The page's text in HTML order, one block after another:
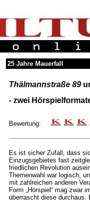
25 Jahre Mauerfall
Thälmannstraße 89
- zwei
Bewertung:
Es ist sicher Zufall, dass
Einzugsgebietes fast
friedlichen Revolution
Themenwahl war logisch,
mit zahlreichen anderen
Form „Hörspiel“ mag zwar
überrascht diese durchaus.